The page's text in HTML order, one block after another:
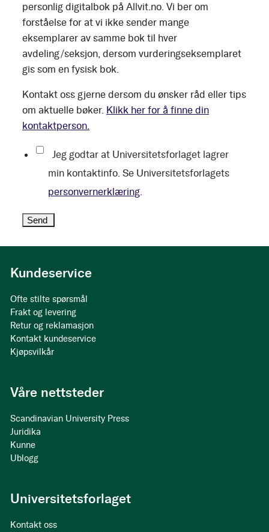
personlig digitalbok på Allvit.no. Vi ber om
forståelse for at vi ikke sender mange
eksemplarer av samme bok til hver
avdeling/seksjon, dersom vurderingseksemplaret
gis som en fysisk bok.
Kontakt oss gjerne dersom du ønsker råd eller tips
om aktuelle bøker. Klikk her for å finne din
kontaktperson.
Jeg godtar at Universitetsforlaget lagrer
min kontaktinfo. Se Universitetsforlagets
personvernerklæring
Kundeservice
Ofte stilte spørsmål
Frakt og levering
Retur og reklamasjon
Kontakt kundeservice
Kjøpsvilkår
Våre nettsteder
Scandinavian University Press
Juridika
Kunne
Ublogg
Universitetsforlaget
Kontakt oss